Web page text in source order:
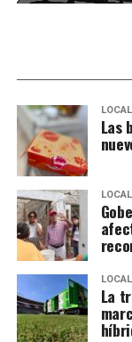
LOCAL
Las
LOCAL
LOCAL
La